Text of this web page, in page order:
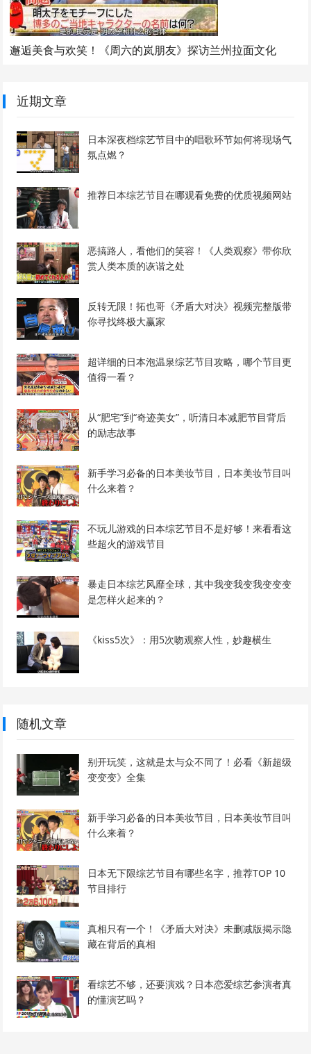
邂逅美食与欢笑！《周六的岚朋友》探访兰州拉面文化
近期文章
日本深夜档综艺节目中的唱歌环节如何将现场气
氛点燃？
推荐日本综艺节目在哪观看免费的优质视频网站
恶搞路人，看他们的笑容！《人类观察》带你欣
赏人类本质的诙谐之处
反转无限！拓也哥《矛盾大对决》视频完整版带
你寻找终极大赢家
超详细的日本泡温泉综艺节目攻略，哪个节目更
值得一看？
从“肥宅”到“奇迹美女”，听清日本减肥节目背后
的励志故事
新手学习必备的日本美妆节目，日本美妆节目叫
什么来着？
不玩儿游戏的日本综艺节目不是好够！来看看这
些超火的游戏节目
暴走日本综艺风靡全球，其中我变我变我变变变
是怎样火起来的？
《kiss5次》：用5次吻观察人性，妙趣横生
随机文章
别开玩笑，这就是太与众不同了！必看《新超级
变变变》全集
新手学习必备的日本美妆节目，日本美妆节目叫
什么来着？
日本无下限综艺节目有哪些名字，推荐TOP 10
节目排行
真相只有一个！《矛盾大对决》未删减版揭示隐
藏在背后的真相
看综艺不够，还要演戏？日本恋爱综艺参演者真
的懂演艺吗？